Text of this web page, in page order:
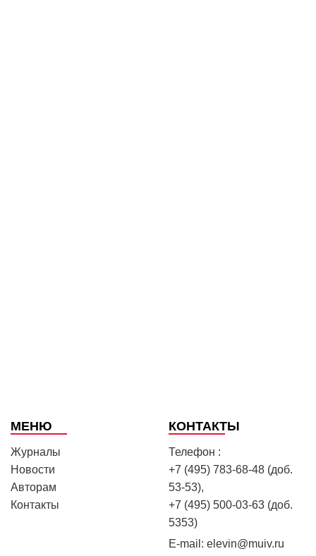
МЕНЮ
Журналы
Новости
Авторам
Контакты
КОНТАКТЫ
Телефон :
+7 (495) 783-68-48 (доб.
53-53),
+7 (495) 500-03-63 (доб.
5353)
E-mail: elevin@muiv.ru